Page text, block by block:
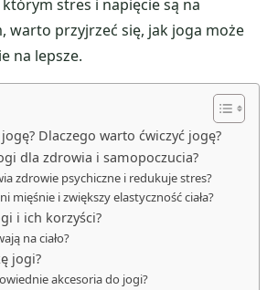
stres i napięcie są na
warto przyjrzeć się, jak joga może
na lepsze.
Dlaczego warto ćwiczyć jogę?
dla zdrowia i samopoczucia?
zdrowie psychiczne i redukuje stres?
mięśnie i zwiększy elastyczność ciała?
i ich korzyści?
na ciało?
jogi?
akcesoria do jogi?